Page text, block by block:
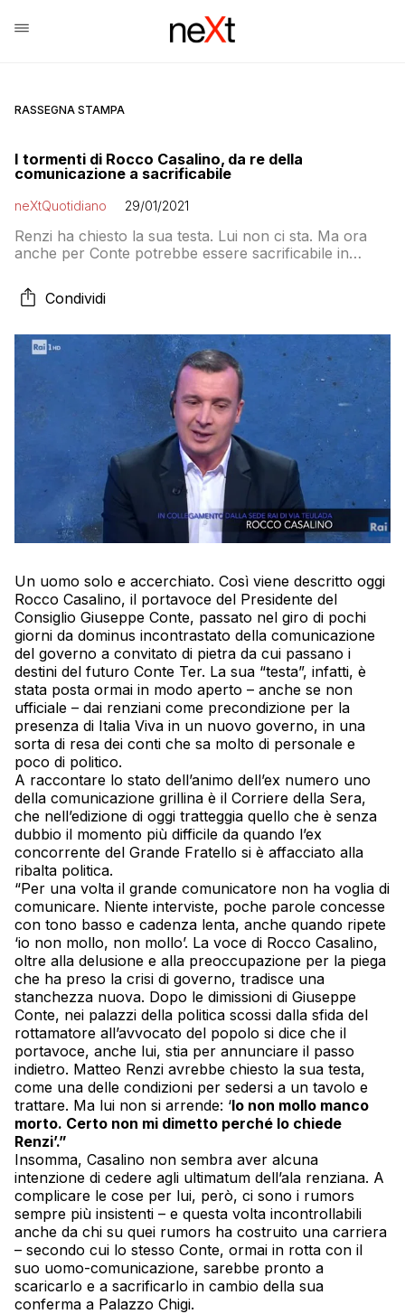
RASSEGNA STAMPA
I tormenti di Rocco Casalino, da re della
comunicazione a sacrificabile
neXtQuotidiano 29/01/2021
Renzi ha chiesto la sua testa. Lui non ci sta. Ma ora
anche per Conte potrebbe essere sacrificabile in
Condividi
Un uomo solo e accerchiato. Così viene descritto oggi
Rocco Casalino, il portavoce del Presidente del
Consiglio Giuseppe Conte, passato nel giro di pochi
giorni da dominus incontrastato della comunicazione
del governo a convitato di pietra da cui passano i
destini del futuro Conte Ter. La sua “testa”, infatti, è
stata posta ormai in modo aperto – anche se non
ufficiale – dai renziani come precondizione per la
presenza di Italia Viva in un nuovo governo, in una
sorta di resa dei conti che sa molto di personale e
poco di politico.
A raccontare lo stato dell’animo dell’ex numero uno
della comunicazione grillina è il Corriere della Sera,
che nell’edizione di oggi tratteggia quello che è senza
dubbio il momento più difficile da quando l’ex
concorrente del Grande Fratello si è affacciato alla
ribalta politica.
“Per una volta il grande comunicatore non ha voglia di
comunicare. Niente interviste, poche parole concesse
con tono basso e cadenza lenta, anche quando ripete
‘io non mollo, non mollo’. La voce di Rocco Casalino,
oltre alla delusione e alla preoccupazione per la piega
che ha preso la crisi di governo, tradisce una
stanchezza nuova. Dopo le dimissioni di Giuseppe
Conte, nei palazzi della politica scossi dalla sfida del
rottamatore all’avvocato del popolo si dice che il
portavoce, anche lui, stia per annunciare il passo
indietro. Matteo Renzi avrebbe chiesto la sua testa,
come una delle condizioni per sedersi a un tavolo e
trattare. Ma lui non si arrende: ‘Io non mollo manco
morto. Certo non mi dimetto perché lo chiede
Renzi’.”
Insomma, Casalino non sembra aver alcuna
intenzione di cedere agli ultimatum dell’ala renziana. A
complicare le cose per lui, però, ci sono i rumors
sempre più insistenti – e questa volta incontrollabili
anche da chi su quei rumors ha costruito una carriera
– secondo cui lo stesso Conte, ormai in rotta con il
suo uomo-comunicazione, sarebbe pronto a
scaricarlo e a sacrificarlo in cambio della sua
conferma a Palazzo Chigi.